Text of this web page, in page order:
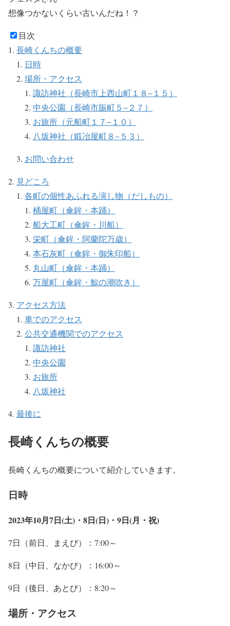
想像つかないくらい古いんだね！？
目次
長崎くんちの概要
日時
場所・アクセス
諏訪神社（長崎市上西山町１８−１５）
中央公園（長崎市賑町５−２７）
お旅所（元船町１７−１０）
八坂神社（鍛冶屋町８−５３）
お問い合わせ
見どころ
各町の個性あふれる演し物（だしもの）
桶屋町（傘鉾・本踊）
船大工町（傘鉾・川船）
栄町（傘鉾・阿蘭陀万歳）
本石灰町（傘鉾・御朱印船）
丸山町（傘鉾・本踊）
万屋町（傘鉾・鯨の潮吹き）
アクセス方法
車でのアクセス
公共交通機関でのアクセス
諏訪神社
中央公園
お旅所
八坂神社
最後に
長崎くんちの概要
長崎くんちの概要について紹介していきます。
日時
2023年10月7日(土)・ 8日(日)・9日(月・祝)
7日（前日、まえび）：7:00～
8日（中日、なかび）：16:00～
9日（後日、あとび）：8:20～
場所・アクセス